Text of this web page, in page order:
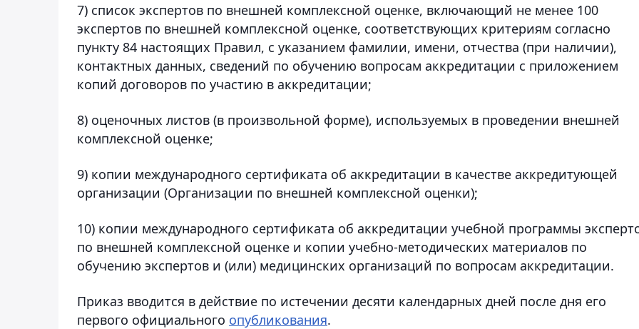
7) список экспертов по внешней комплексной оценке, включающий не менее 100
экспертов по внешней комплексной оценке, соответствующих критериям согласно
пункту 84 настоящих Правил, с указанием фамилии, имени, отчества (при наличии),
контактных данных, сведений по обучению вопросам аккредитации с приложением
копий договоров по участию в аккредитации;
8) оценочных листов (в произвольной форме), используемых в проведении внешней
комплексной оценке;
9) копии международного сертификата об аккредитации в качестве аккредитующей
организации (Организации по внешней комплексной оценки);
10) копии международного сертификата об аккредитации учебной программы
по внешней комплексной оценке и копии учебно-методических материалов по
обучению экспертов и (или) медицинских организаций по вопросам аккредитации.
Приказ вводится в действие по истечении десяти календарных дней после дня его
первого официального опубликования.